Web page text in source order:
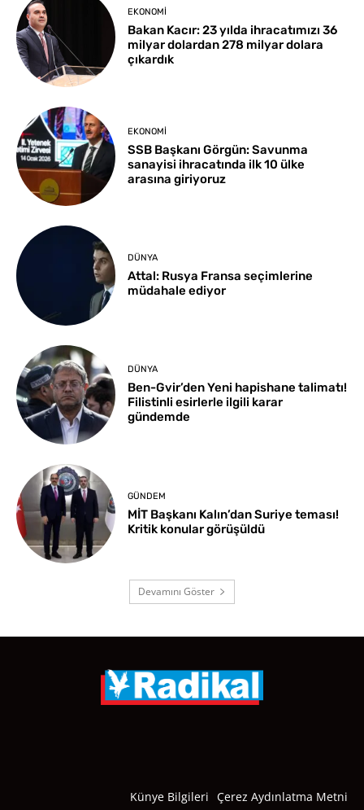
EKONOMI
Bakan Kacır: 23 yılda ihracatımızı 36
milyar dolardan 278 milyar dolara
çıkardık
EKONOMI
SSB Başkanı Görgün: Savunma
sanayisi ihracatında ilk 10 ülke
arasına giriyoruz
DÜNYA
Attal: Rusya Fransa seçimlerine
müdahale ediyor
DÜNYA
Ben-Gvir’den Yeni hapishane talimatı!
Filistinli esirlerle ilgili karar
gündemde
GÜNDEM
MİT Başkanı Kalın’dan Suriye teması!
Kritik konular görüşüldü
Devamını Göster
Künye Bilgileri Çerez Aydınlatma Metni